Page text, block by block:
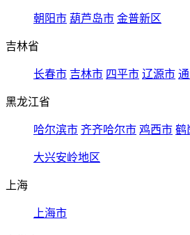
朝阳市 葫芦岛市 金普新区
吉林省
长春市 吉林市 四平市 辽源市
黑龙江省
哈尔滨市 齐齐哈尔市 鸡西市 鹤
大兴安岭地区
上海
上海市